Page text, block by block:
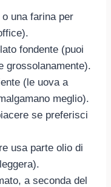
una farina per
fondente (puoi
grossolanamente).
(le uova a
meglio).
se preferisci
usa parte olio di
a seconda del